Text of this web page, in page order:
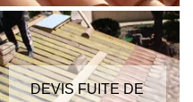
DEVIS FUITE DE